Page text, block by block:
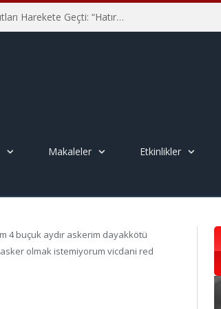
Hiroşima’nın 81. Yılında İtalyan Savaş Karşıtları Harekete Geçti: “Hatırlamak yeterli değil”
Makaleler Etkinlikler
4 buçuk aydır askerim dayakkötü
olmak istemiyorum vicdani red